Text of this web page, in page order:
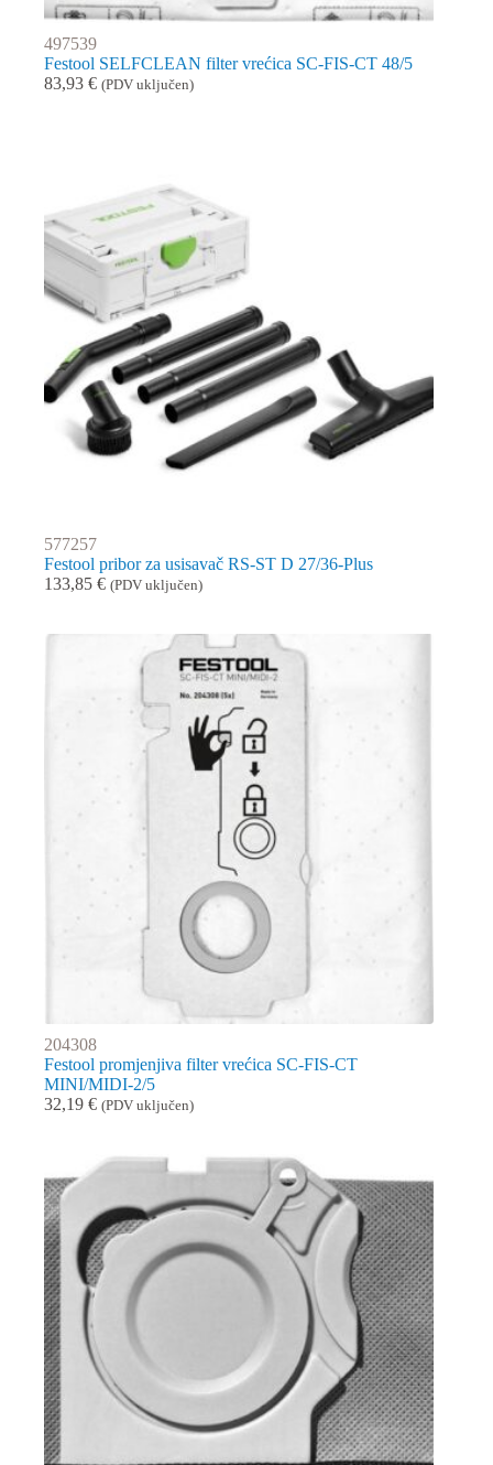
497539
Festool SELFCLEAN filter vrećica SC-FIS-CT 48/5
83,93 € (PDV uključen)
577257
Festool pribor za usisavač RS-ST D 27/36-Plus
133,85 € (PDV uključen)
204308
Festool promjenjiva filter vrećica SC-FIS-CT
MINI/MIDI-2/5
32,19 € (PDV uključen)